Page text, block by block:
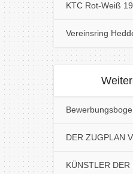
KTC Rot-Weiß
Vereinsring
DER ZUGPLAN
KÜNSTLER DER